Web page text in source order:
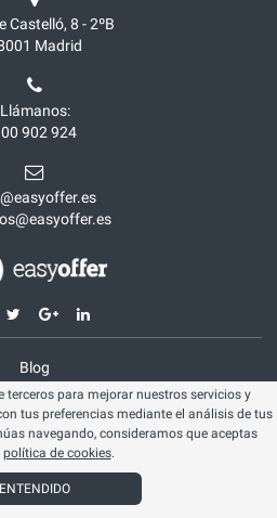
Castelló, 8 - 2ºB
Madrid
Llámanos:
902 924
Blog
Opiniones
Aviso legal
cookies
los derechos reservados
para mejorar nuestros servicios y
tus preferencias mediante el análisis de tus
navegando, consideramos que aceptas
política de cookies.
ENTENDIDO